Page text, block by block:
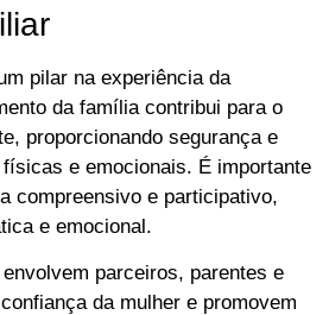
pilar na experiência da
da família contribui para o
proporcionando segurança e
e emocionais. É importante
compreensivo e participativo,
e emocional.
envolvem parceiros, parentes e
da mulher e promovem